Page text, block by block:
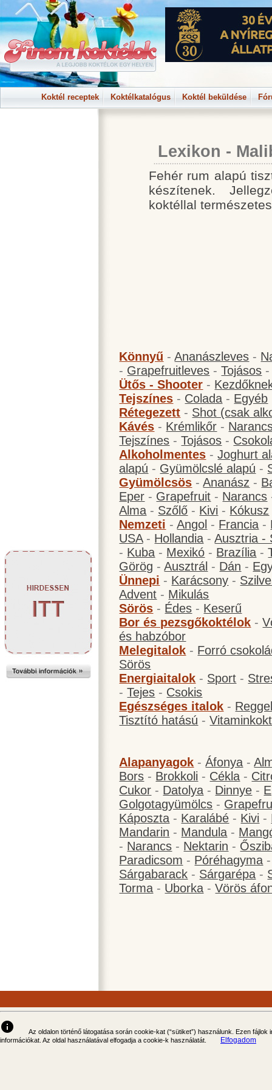
Koktél receptek Koktélkatalógus Koktél beküldése
Lexikon -
Fehér rum alapú
készítenek.
koktéllal
Könnyű -Ananászleves -
- Grapefruitleves -Tojásos
Ütős - Shooter -
Tejszínes - Colada - Egyéb
Rétegezett - Shot (csak
Kávés - Krémlikőr -
Tejszínes -Tojásos -
Alkoholmentes -Joghurt
alapú - Gyümölcslé alapú -
Gyümölcsös -Ananász -
Eper - Grapefruit - Narancs
Alma - Szőlő - Kivi - Kókusz
Nemzeti -Angol - Francia -
USA- Hollandia -Ausztria -
- Kuba - Mexikó - Brazília -
Görög -Ausztrál - Dán -
Ünnepi - Karácsony -
Advent - Mikulás
Sörös - Édes - Keserű
Bor és pezsgőkoktélok -
és habzóbor
Melegitalok - Forró
Sörös
Energiaitalok - Sport -
-Tejes - Csokis
Egészséges italok -
Tisztító hatású -
Alapanyagok -Áfonya -
Bors - Brokkoli - Cékla -
Cukor - Datolya - Dinnye -
Golgotagyümölcs -
Káposzta - Karalábé - Kivi -
Mandarin - Mandula -
- Narancs - Nektarin -
Paradicsom - Póréhagyma
Sárgabarack - Sárgarépa -
Torma - Uborka -Vörös
info
Az oldalon történő látogatása során cookie-kat (“sütiket”) használunk. Ezen
információkat. Az oldal használatával elfogadja a cookie-k használatát.
Elfogadom